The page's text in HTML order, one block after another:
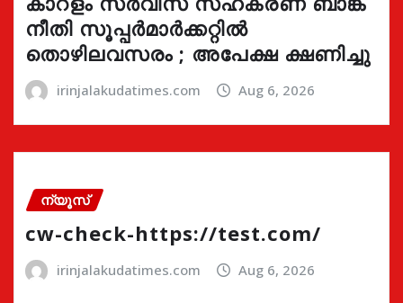
നീതി സൂപ്പർമാർക്കറ്റിൽ
തൊഴിലവസരം ; അപേക്ഷ ക്ഷണിച്ചു
irinjalakudatimes.com Aug 6, 2026
ന്യൂസ്
cw-check-https://test.com/
irinjalakudatimes.com Aug 6, 2026